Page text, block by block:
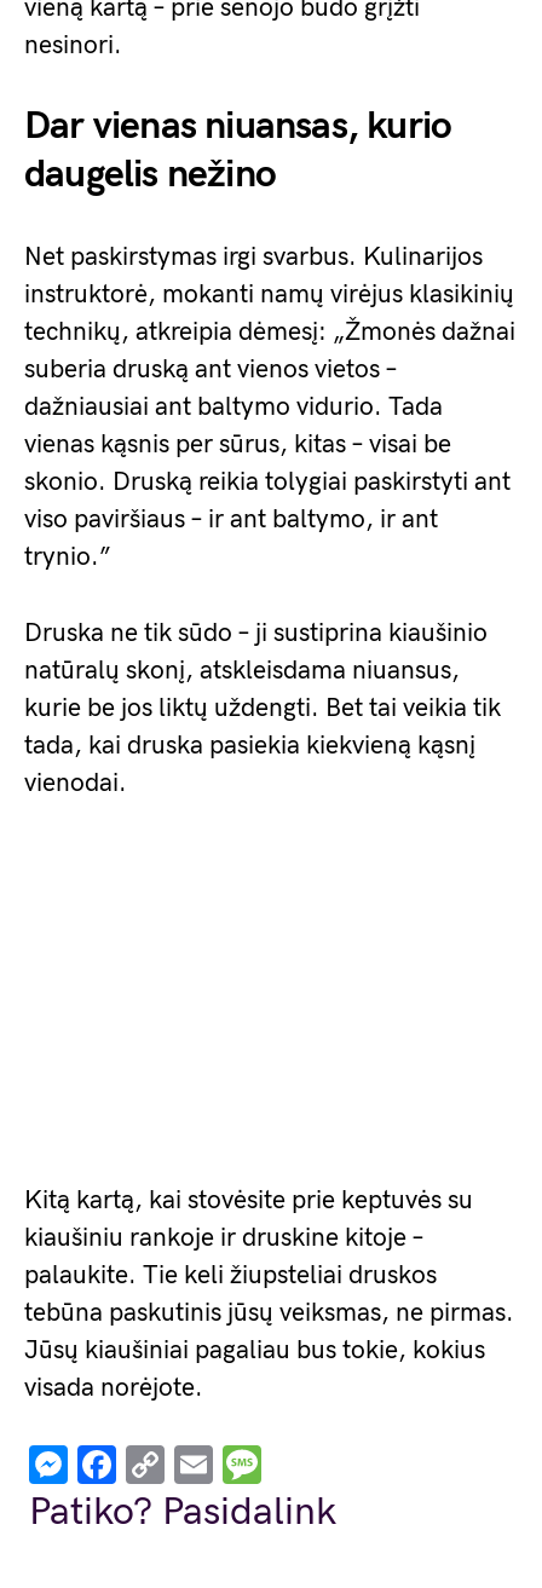
vieną kartą – prie senojo būdo grįžti
nesinori.
Dar vienas niuansas, kurio
daugelis nežino
Net paskirstymas irgi svarbus. Kulinarijos
instruktorė, mokanti namų virėjus klasikinių
technikų, atkreipia dėmesį: „Žmonės dažnai
suberia druską ant vienos vietos –
dažniausiai ant baltymo vidurio. Tada
vienas kąsnis per sūrus, kitas – visai be
skonio. Druską reikia tolygiai paskirstyti ant
viso paviršiaus – ir ant baltymo, ir ant
trynio.”
Druska ne tik sūdo – ji sustiprina kiaušinio
natūralų skonį, atskleisdama niuansus,
kurie be jos liktų uždengti. Bet tai veikia tik
tada, kai druska pasiekia kiekvieną kąsnį
vienodai.
Kitą kartą, kai stovėsite prie keptuvės su
kiaušiniu rankoje ir druskine kitoje –
palaukite. Tie keli žiupsteliai druskos
tebūna paskutinis jūsų veiksmas, ne pirmas.
Jūsų kiaušiniai pagaliau bus tokie, kokius
visada norėjote.
Messenger
Facebook
Copy
Link
Email
Patiko? Pasidalink